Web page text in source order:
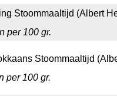
Stoommaaltijd (Albert
per 100 gr.
Stoommaaltijd
per 100 gr.